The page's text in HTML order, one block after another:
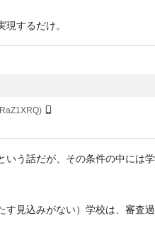
するだけ。
う話だが、その条件の中には
す見込みがない）学校は、審査